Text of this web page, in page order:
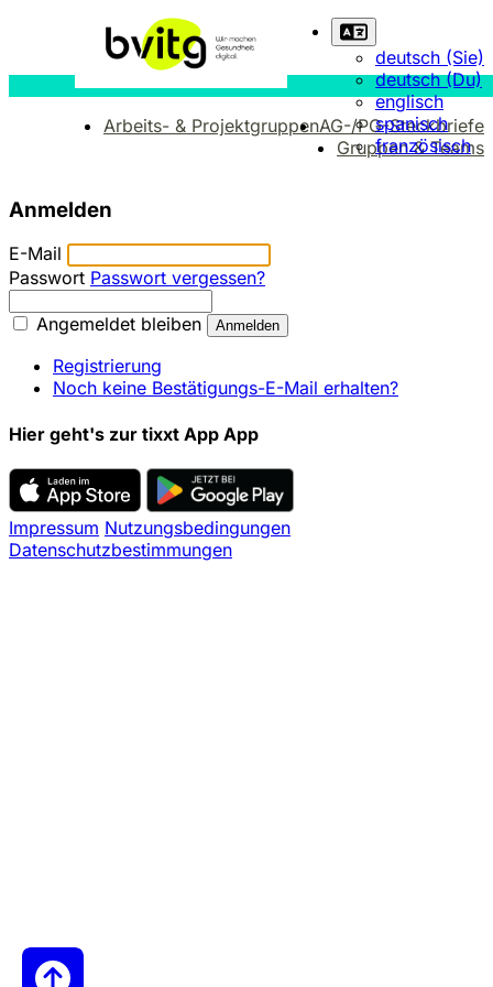
deutsch (Sie)
deutsch (Du)
englisch
spanisch
französisch
Arbeits- & ProjektgruppenAG-/PG-Steckbriefe
Gruppen & Teams
Anmelden
E-Mail
Passwort Passwort vergessen?
Angemeldet bleiben
Registrierung
Noch keine Bestätigungs-E-Mail erhalten?
Hier geht's zur tixxt App App
Impressum Nutzungsbedingungen
Datenschutzbestimmungen